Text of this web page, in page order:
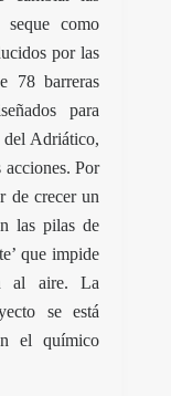
como
por las
78 barreras
para
del Adriático,
acciones. Por
de crecer un
las pilas de
que impide
al aire. La
se está
el químico